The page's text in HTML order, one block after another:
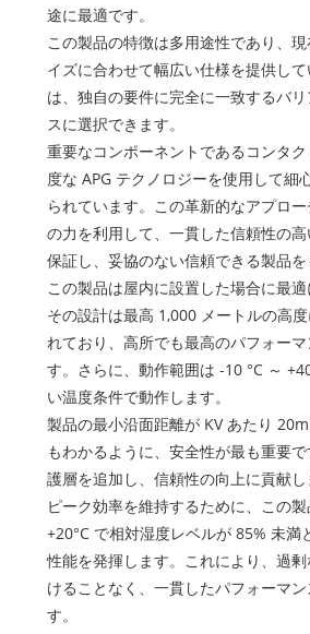
途に最適です。
この製品の特徴は多用途性であり、
イズに合わせて幅広い仕様を提供し
は、独自の要件に完全に一致するバ
スに選択できます。
重要なコンポーネントであるコンタ
度な APG テクノロジーを使用して細
られています。この革新的なアプロ
の力を利用して、一貫した信頼性の
保証し、妥協のない信頼できる製品を
この製品は屋内に設置した場合に最適
その設計は最高 1,000 メートルの高
れており、高所でも最高のパフォー
す。さらに、動作範囲は -10 °C ～
い温度条件で動作します。
製品の最小沿面距離が KV あたり
もわかるように、安全性が最も重要
護層を追加し、信頼性の向上に貢献し
ピーク効率を維持するために、この
+20°C で相対湿度レベルが 85% 未満
性能を発揮します。これにより、過
けることなく、一貫したパフォーマ
す。